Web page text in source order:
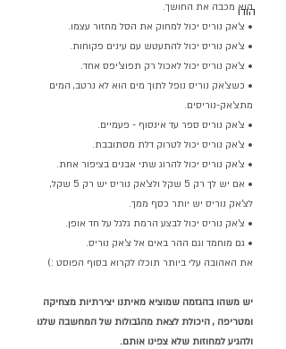
הודו
הוא מכבה את החושך.
• צ'אק נוריס יכול למחוק את הסל מחזור עצמו.
• צ'אק נוריס יכול להתעטש עם עינים פקוחות.
• צ'אק נוריס יכול לאכול רק תפוצ'יפס אחד.
• כשצ'אק נוריס נופל לתוך מים הוא לא נרטב, המים
מתצ'אק-נוריסים.
• צ'אק נוריס ספר עד אינסוף - פעמיים.
• צ'אק נוריס יכול לטרוק דלת מסתובבת.
• צ'אק נוריס יכול להרוג שתי אבנים בציפור אחת.
• אם יש לך רק 5 שקל ולצ'אק נוריס יש רק 5 שקל,
לצ'אק נוריס יש יותר כסף ממך.
• צ'אק נוריס יכול לבצע הרמת גלגל על חד אופן.
• גם מוחמד וגם ההר באים אל צ'אק נוריס.
את האהובה עלי ביותר תוכלו לקרוא בסוף הפוסט :)
יש משהו בהגזמה שמוציא מאיתנו יצירתיות מצחיקה
ומטריפה , היכולת לצאת מהגבולות של המחשבה שלנו
ולהגיע למחוזות שלא צפינו אותם.